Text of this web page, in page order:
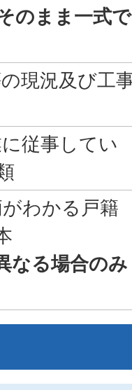
のまま一式で
現況及び工
従事してい
わかる戸籍
なる場合のみ